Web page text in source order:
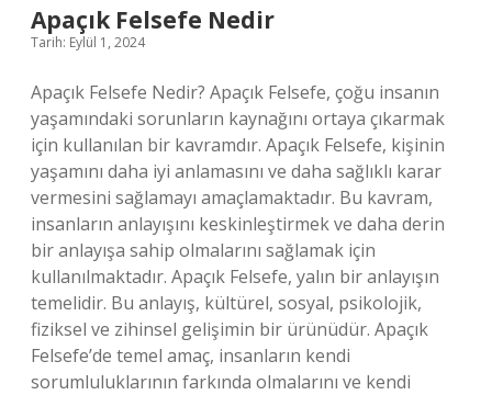
Apaçık Felsefe Nedir
Tarih: Eylül 1, 2024
Apaçık Felsefe Nedir? Apaçık Felsefe, çoğu insanın
yaşamındaki sorunların kaynağını ortaya çıkarmak
için kullanılan bir kavramdır. Apaçık Felsefe, kişinin
yaşamını daha iyi anlamasını ve daha sağlıklı karar
vermesini sağlamayı amaçlamaktadır. Bu kavram,
insanların anlayışını keskinleştirmek ve daha derin
bir anlayışa sahip olmalarını sağlamak için
kullanılmaktadır. Apaçık Felsefe, yalın bir anlayışın
temelidir. Bu anlayış, kültürel, sosyal, psikolojik,
fiziksel ve zihinsel gelişimin bir ürünüdür. Apaçık
Felsefe’de temel amaç, insanların kendi
sorumluluklarının farkında olmalarını ve kendi